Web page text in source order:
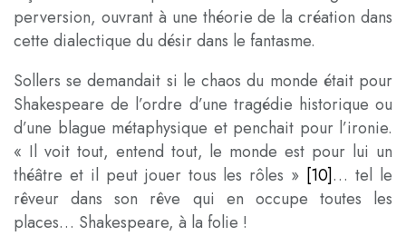
perversion, ouvrant à une théorie de la création dans
cette dialectique du désir dans le fantasme.
Sollers se demandait si le chaos du monde était pour
Shakespeare de l’ordre d’une tragédie historique ou
d’une blague métaphysique et penchait pour l’ironie.
« Il voit tout, entend tout, le monde est pour lui un
théâtre et il peut jouer tous les rôles » [10]… tel le
rêveur dans son rêve qui en occupe toutes les
places… Shakespeare, à la folie !